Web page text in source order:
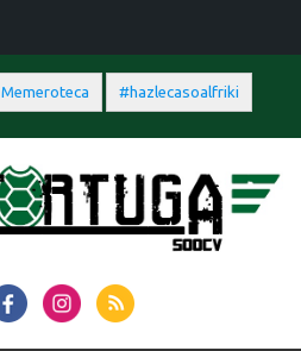
Memeroteca #hazlecasoalfriki